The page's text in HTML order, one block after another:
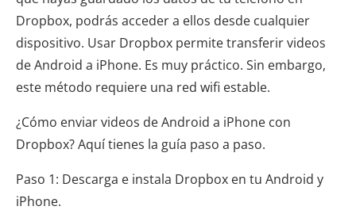
Dropbox, podrás acceder a ellos desde cualquier
dispositivo. Usar Dropbox permite transferir videos
de Android a iPhone. Es muy práctico. Sin embargo,
este método requiere una red wifi estable.
¿Cómo enviar videos de Android a iPhone con
Dropbox? Aquí tienes la guía paso a paso.
Paso 1: Descarga e instala Dropbox en tu Android y
iPhone.